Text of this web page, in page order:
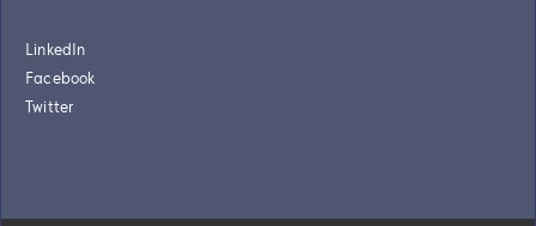
LinkedIn
Facebook
Twitter